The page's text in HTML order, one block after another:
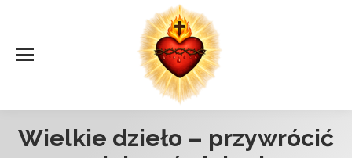
Wielkie dzieło – przywrócić